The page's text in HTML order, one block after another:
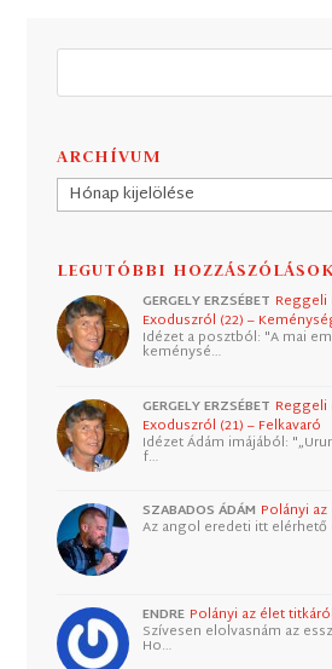
ARCHÍVUM
Archívum
LEGUTÓBBI
GERGELY ERZSÉBET
Exoduszról (22) –
Idézet a posztból: "A mai
keménysé…
GERGELY ERZSÉBET
Exoduszról (21) – Felkavaró
Idézet Ádám imájából:
f…
SZABADOS ÁDÁM Polányi
Az angol eredeti itt
ENDRE Polányi az élet titkáról
Szívesen elolvasnám az
Ho…